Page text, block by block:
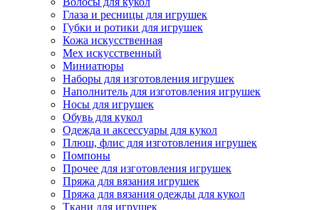
Глаза и ресницы для игрушек
Губки и ротики для игрушек
Кожа искусственная
Мех искусственный
Миниатюры
Наборы для изготовления игрушек
Наполнитель для изготовления игрушек
Носы для игрушек
Обувь для кукол
Одежда и аксессуары для кукол
Плюш, флис для изготовления игрушек
Помпоны
Прочее для изготовления игрушек
Пряжа для вязания игрушек
Пряжа для вязания одежды для кукол
Ткани для игрушек